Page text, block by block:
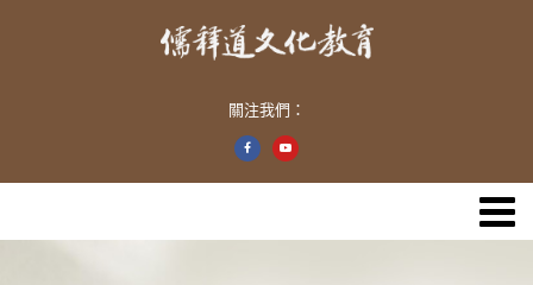
關注我們：